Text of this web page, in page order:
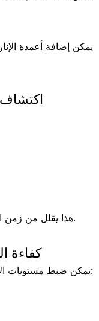
يمكن إضافة أعمدة
3.
هذا يقلل من زمن استجابة الصيانة ويحسن من موثوقية الخدمة.
4.
باستخدام تقنية تعتيم DALI، يمكن ضبط مستويات الإضاءة بناء على: